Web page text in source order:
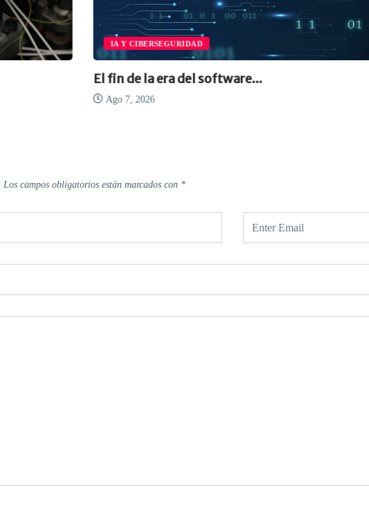
IA Y CIBERSEGURIDAD
El fin de la era del software...
Ago 7, 2026
Los campos obligatorios están marcados con *